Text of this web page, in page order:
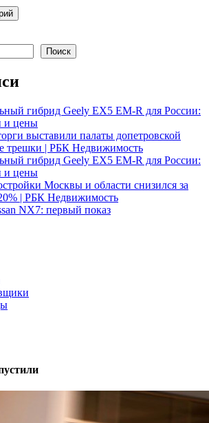
Поиск
гибрид Geely EX5 EM-R для России:
и цены
выставили палаты допетровской
трешки | РБК Недвижимость
гибрид Geely EX5 EM-R для России:
и цены
Москвы и области снизился за
| РБК Недвижимость
NX7: первый показ